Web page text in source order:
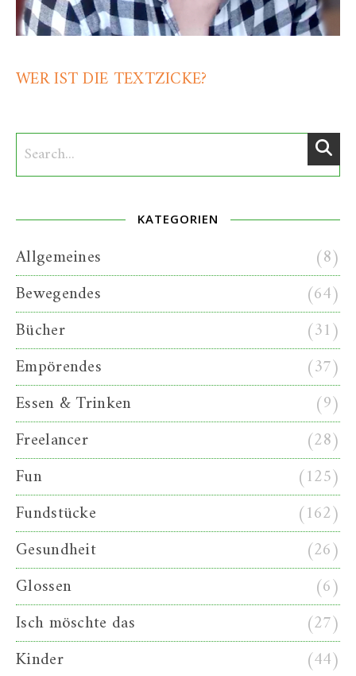
WER IST DIE TEXTZICKE?
KATEGORIEN
Allgemeines
(8)
Bewegendes
(64)
Bücher
(31)
Empörendes
(37)
Essen & Trinken
(9)
Freelancer
(28)
Fun
(125)
Fundstücke
(162)
Gesundheit
(26)
Glossen
(6)
Isch möschte das
(27)
Kinder
(44)